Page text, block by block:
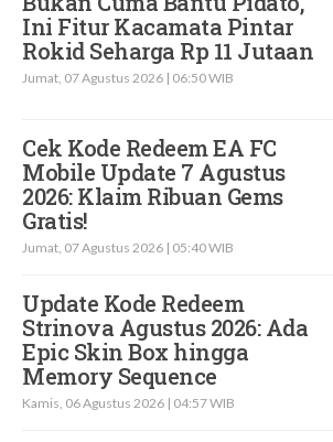
Ini Fitur Kacamata Pintar
Rokid Seharga Rp 11 Jutaan
Jumat, 07 Agustus 2026 | 06:50 WIB
Cek Kode Redeem EA FC
Mobile Update 7 Agustus
2026: Klaim Ribuan Gems
Gratis!
Jumat, 07 Agustus 2026 | 05:40 WIB
Update Kode Redeem
Strinova Agustus 2026: Ada
Epic Skin Box hingga
Memory Sequence
Kamis, 06 Agustus 2026 | 04:57 WIB